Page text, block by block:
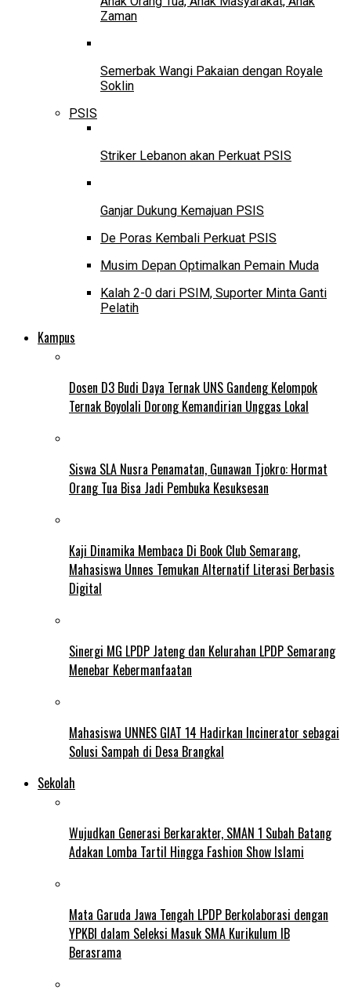
Zaman
Semerbak Wangi Pakaian dengan Royale
Soklin
PSIS
Striker Lebanon akan Perkuat PSIS
Ganjar Dukung Kemajuan PSIS
De Poras Kembali Perkuat PSIS
Musim Depan Optimalkan Pemain Muda
Kalah 2-0 dari PSIM, Suporter Minta Ganti
Pelatih
Kampus
Dosen D3 Budi Daya Ternak UNS Gandeng Kelompok
Ternak Boyolali Dorong Kemandirian Unggas Lokal
Siswa SLA Nusra Penamatan, Gunawan Tjokro: Hormat
Orang Tua Bisa Jadi Pembuka Kesuksesan
Kaji Dinamika Membaca Di Book Club Semarang,
Mahasiswa Unnes Temukan Alternatif Literasi Berbasis
Digital
Sinergi MG LPDP Jateng dan Kelurahan LPDP Semarang
Menebar Kebermanfaatan
Mahasiswa UNNES GIAT 14 Hadirkan Incinerator sebagai
Solusi Sampah di Desa Brangkal
Sekolah
Wujudkan Generasi Berkarakter, SMAN 1 Subah Batang
Adakan Lomba Tartil Hingga Fashion Show Islami
Mata Garuda Jawa Tengah LPDP Berkolaborasi dengan
YPKBI dalam Seleksi Masuk SMA Kurikulum IB
Berasrama